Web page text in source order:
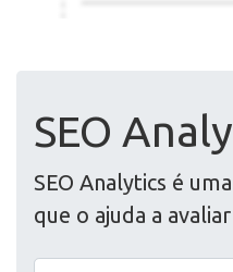
SEO
SEO Analytics é
que o ajuda a